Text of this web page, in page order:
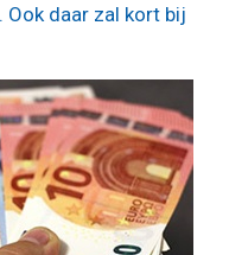
daar zal kort bij